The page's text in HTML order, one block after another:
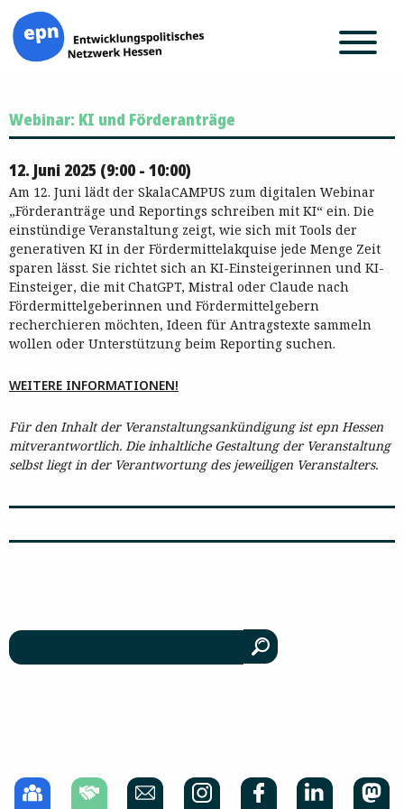
Inhalt
springen
Webinar: KI und Förderanträge
12. Juni 2025 (9:00 - 10:00)
Am 12. Juni lädt der SkalaCAMPUS zum digitalen Webinar
„Förderanträge und Reportings schreiben mit KI“ ein. Die
einstündige Veranstaltung zeigt, wie sich mit Tools der
generativen KI in der Fördermittelakquise jede Menge Zeit
sparen lässt. Sie richtet sich an KI-Einsteigerinnen und KI-
Einsteiger, die mit ChatGPT, Mistral oder Claude nach
Fördermittelgeberinnen und Fördermittelgebern
recherchieren möchten, Ideen für Antragstexte sammeln
wollen oder Unterstützung beim Reporting suchen.
WEITERE INFORMATIONEN!
Für den Inhalt der Veranstaltungsankündigung ist epn Hessen
mitverantwortlich. Die inhaltliche Gestaltung der Veranstaltung
selbst liegt in der Verantwortung des jeweiligen Veranstalters.